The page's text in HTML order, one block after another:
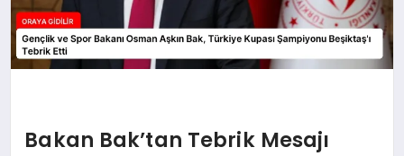
Bakan Bak’tan Tebrik Mesajı